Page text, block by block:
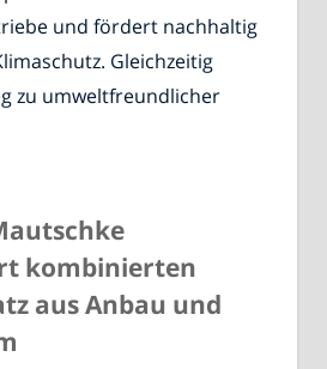
und fördert nachhaltig
Gleichzeitig
zu umweltfreundlicher
kombinierten
aus Anbau und